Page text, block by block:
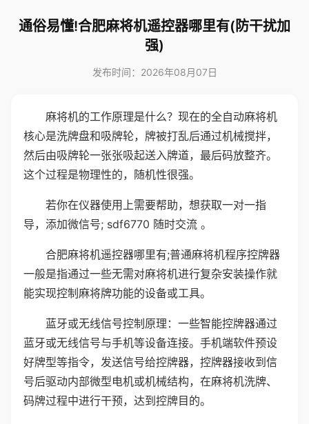
通俗易懂!合肥麻将机遥控器哪里有(防干扰加
强)
发布时间：2026年08月07日
麻将机的工作原理是什么？现在的全自动麻将机
核心是洗牌盘和吸牌轮，牌被打乱后通过机械搅拌，
然后由吸牌轮一张张吸起送入牌道，最后码放整齐。
这个过程是物理性的，随机性很强。
若你在仪器使用上需要帮助，想获取一对一指
导，添加微信号; sdf6770 随时交流 。
合肥麻将机遥控器哪里有;普通麻将机程序控牌器
一般是指通过一些无需对麻将机进行复杂安装操作就
能实现控制麻将牌功能的设备或工具。
蓝牙或无线信号控制原理：一些智能控牌器通过
蓝牙或无线信号与手机等设备连接。手机端软件预设
好牌型等指令，发送信号给控牌器，控牌器接收到信
号后驱动内部微型电机或机械结构，在麻将机洗牌、
码牌过程中进行干预，达到控牌目的。